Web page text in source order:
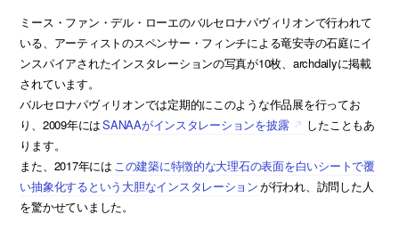
ミース・ファン・デル・ローエのバルセロナパヴィリオンで行われて
いる、アーティストのスペンサー・フィンチによる竜安寺の石庭にイ
ンスパイアされたインスタレーションの写真が10枚、archdailyに掲載
されています。
バルセロナパヴィリオンでは定期的にこのような作品展を行ってお
り、2009年にはSANAAがインスタレーションを披露
したこともあ
ります。
また、2017年には この建築に特徴的な大理石の表面を白いシートで覆
い抽象化するという大胆なインスタレーションが行われ、訪問した人
を驚かせていました。